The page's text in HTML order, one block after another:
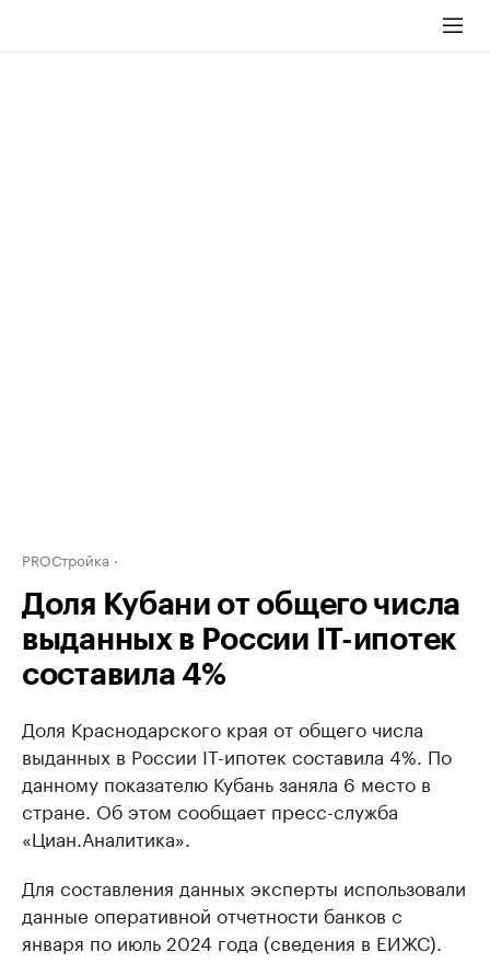
PROСтройка
Доля Кубани от общего числа
выданных в России IT-ипотек
составила 4%
Доля Краснодарского края от общего числа
выданных в России IT-ипотек составила 4%. По
данному показателю Кубань заняла 6 место в
стране. Об этом сообщает пресс-служба
«Циан.Аналитика».
Для составления данных эксперты использовали
данные оперативной отчетности банков с
января по июль 2024 года (сведения в ЕИЖС).